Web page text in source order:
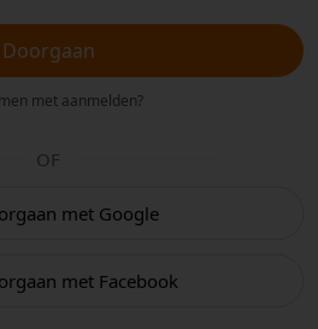
Doorgaan
met aanmelden?
OF
met Google
met Facebook